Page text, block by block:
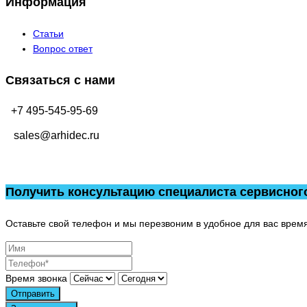
Статьи
Вопрос ответ
Связаться с нами
+7 495-545-95-69
sales@arhidec.ru
Получить консультацию специалиста
Оставьте свой телефон и мы перезвоним в удобное для вас
Время звонка
Отправить